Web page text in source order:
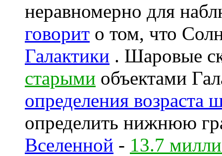
неравномерно для
говорит о том, что
Галактики . Шаровые
старыми объектами
определения возраста
определить нижнюю
Вселенной - 13.7